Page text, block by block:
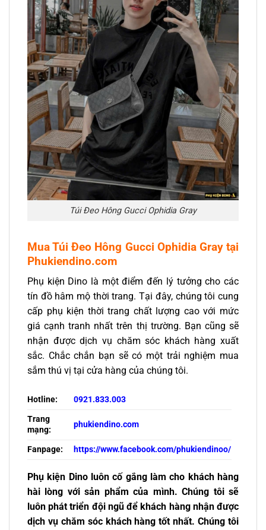
Túi Đeo Hông Gucci Ophidia Gray
Mua Túi Đeo Hông Gucci Ophidia Gray tại
Phukiendino.com
Phụ kiện Dino là một điểm đến lý tưởng cho các
tín đồ hâm mộ thời trang. Tại đây, chúng tôi cung
cấp phụ kiện thời trang chất lượng cao với mức
giá cạnh tranh nhất trên thị trường. Bạn cũng sẽ
nhận được dịch vụ chăm sóc khách hàng xuất
sắc. Chắc chắn bạn sẽ có một trải nghiệm mua
sắm thú vị tại cửa hàng của chúng tôi.
Hotline:
0921.833.003
Trang
mạng:
phukiendino.com
Fanpage: https://www.facebook.com/phukiendinoo/
Phụ kiện Dino luôn cố gắng làm cho khách hàng
hài lòng với sản phẩm của mình. Chúng tôi sẽ
luôn phát triển đội ngũ để khách hàng nhận được
dịch vụ chăm sóc khách hàng tốt nhất. Chúng tôi